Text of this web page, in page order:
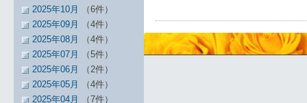
2025年10月
（6件）
2025年09月
（4件）
2025年08月
（4件）
2025年07月
（5件）
2025年06月
（2件）
2025年05月
（4件）
2025年04月
（7件）